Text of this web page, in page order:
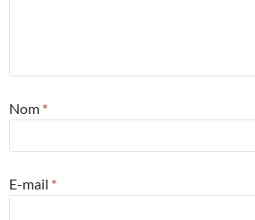
Nom *
E-mail *